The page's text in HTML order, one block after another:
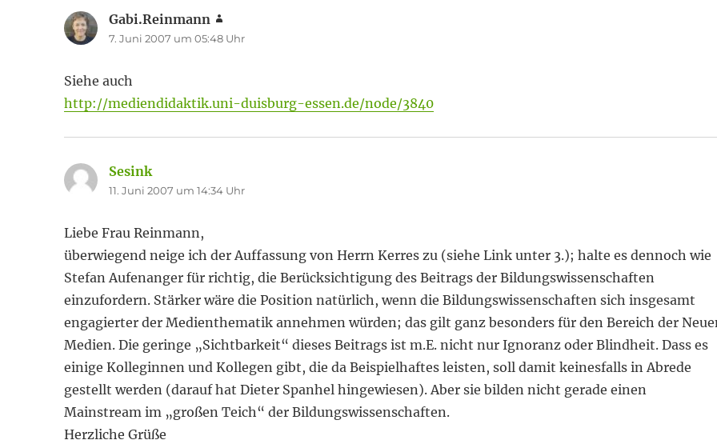
Gabi.Reinmann
7. Juni 2007 um 05:48 Uhr
Siehe auch
http://mediendidaktik.uni-duisburg-essen.de/node/3840
Sesinksagt:
11. Juni 2007 um 14:34 Uhr
Liebe Frau Reinmann,
überwiegend neige ich der Auffassung von Herrn Kerres zu (siehe Link unter 3.); halte es dennoch wie
Stefan Aufenanger für richtig, die Berücksichtigung des Beitrags der Bildungswissenschaften
einzufordern. Stärker wäre die Position natürlich, wenn die Bildungswissenschaften sich insgesamt
engagierter der Medienthematik annehmen würden; das gilt ganz besonders für den Bereich der
Medien. Die geringe „Sichtbarkeit“ dieses Beitrags ist m.E. nicht nur Ignoranz oder Blindheit. Dass es
einige Kolleginnen und Kollegen gibt, die da Beispielhaftes leisten, soll damit keinesfalls in Abrede
gestellt werden (darauf hat Dieter Spanhel hingewiesen). Aber sie bilden nicht gerade einen
Mainstream im „großen Teich“ der Bildungswissenschaften.
Herzliche Grüße